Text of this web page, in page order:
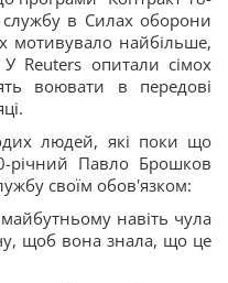
службу в Силах оборони
мотивувало найбільше,
У Reuters опитали сімох
воювати в передові
людей, які поки що
річний Павло Брошков
своїм обов'язком:
навіть чула
щоб вона знала, що це